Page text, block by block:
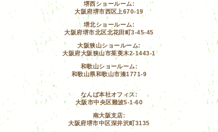
堺西ショールーム:
大阪府堺市西区上670-19
堺北ショールーム:
大阪府堺市北区北花田町3-45-45
大阪狭山ショールーム:
大阪府大阪狭山市茱萸木2-1443-1
和歌山ショールーム:
和歌山県和歌山市湊1771-9
なんば本社オフィス:
大阪市中央区難波5-1-60
南大阪支店:
大阪府堺市中区深井沢町3135